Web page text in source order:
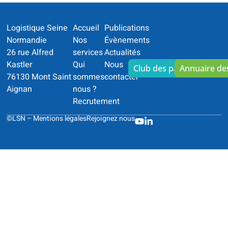
Logistique Seine
Normandie
26 rue Alfred
Kastler
76130 Mont Saint
Aignan
Accueil
Nos
services
Qui
sommes-
nous ?
Recrutement
Publications
Évènements
Actualités
Nous
contacter
Club des partenaires
Annuaire
©LSN –Mentions légalesRejoignez nous